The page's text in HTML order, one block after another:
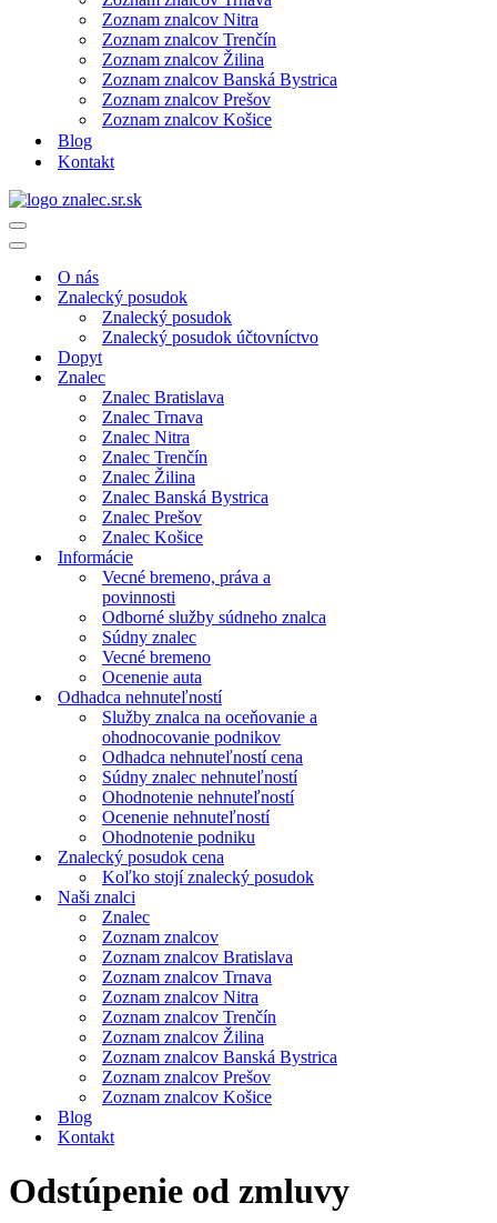
Zoznam znalcov Nitra
Zoznam znalcov Trenčín
Zoznam znalcov Žilina
Zoznam znalcov Banská Bystrica
Zoznam znalcov Prešov
Zoznam znalcov Košice
Blog
Kontakt
Menu
navigácie
Menu
navigácieO nás
Znalecký posudok
Znalecký posudok
Znalecký posudok účtovníctvo
Dopyt
Znalec
Znalec Bratislava
Znalec Trnava
Znalec Nitra
Znalec Trenčín
Znalec Žilina
Znalec Banská Bystrica
Znalec Prešov
Znalec Košice
Informácie
Vecné bremeno, práva a
povinnosti
Odborné služby súdneho znalca
Súdny znalec
Vecné bremeno
Ocenenie auta
Odhadca nehnuteľností
Služby znalca na oceňovanie a
ohodnocovanie podnikov
Odhadca nehnuteľností cena
Súdny znalec nehnuteľností
Ohodnotenie nehnuteľností
Ocenenie nehnuteľností
Ohodnotenie podniku
Znalecký posudok cena
Koľko stojí znalecký posudok
Naši znalci
Znalec
Zoznam znalcov
Zoznam znalcov Bratislava
Zoznam znalcov Trnava
Zoznam znalcov Nitra
Zoznam znalcov Trenčín
Zoznam znalcov Žilina
Zoznam znalcov Banská Bystrica
Zoznam znalcov Prešov
Zoznam znalcov Košice
Blog
Kontakt
Odstúpenie od zmluvy